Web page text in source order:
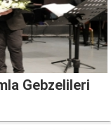
Gebzelileri